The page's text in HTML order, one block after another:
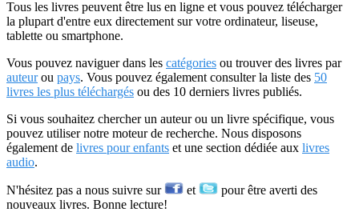
Tous les livres peuvent être lus en ligne et vous pouvez télécharger
la plupart d'entre eux directement sur votre ordinateur, liseuse,
tablette ou smartphone.
Vous pouvez naviguer dans les catégories ou trouver des livres par
auteurou pays. Vous pouvez également consulter la liste des 50
livres les plus téléchargés ou des 10 derniers livres publiés.
Si vous souhaitez chercher un auteur ou un livre spécifique, vous
pouvez utiliser notre moteur de recherche. Nous disposons
également de livres pour enfants et une section dédiée aux livres
audio.
N'hésitez pas a nous suivre sur et
pour être averti des
nouveaux livres. Bonne lecture!